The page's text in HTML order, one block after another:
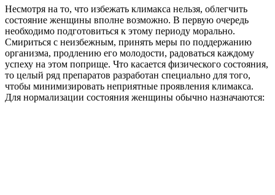
Несмотря на то, что избежать климакса нельзя, облегчить
состояние женщины вполне возможно. В первую очередь
необходимо подготовиться к этому периоду морально.
Смириться с неизбежным, принять меры по поддержанию
организма, продлению его молодости, радоваться каждому
успеху на этом поприще. Что касается физического состояния,
то целый ряд препаратов разработан специально для того,
чтобы минимизировать неприятные проявления климакса.
Для нормализации состояния женщины обычно назначаются: